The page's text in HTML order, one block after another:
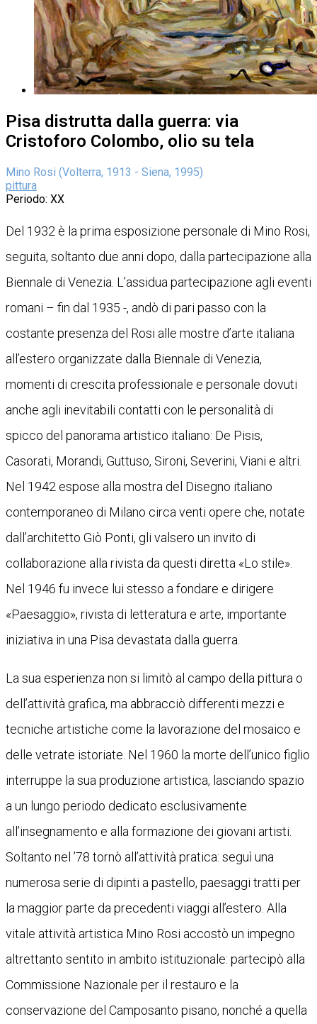
Pisa distrutta dalla guerra: via
Cristoforo Colombo, olio su tela
Mino Rosi (Volterra, 1913 - Siena, 1995)
pittura
Periodo: XX
Del 1932 è la prima esposizione personale di Mino Rosi,
seguita, soltanto due anni dopo, dalla partecipazione alla
Biennale di Venezia. L’assidua partecipazione agli eventi
romani – fin dal 1935 -, andò di pari passo con la
costante presenza del Rosi alle mostre d’arte italiana
all’estero organizzate dalla Biennale di Venezia,
momenti di crescita professionale e personale dovuti
anche agli inevitabili contatti con le personalità di
spicco del panorama artistico italiano: De Pisis,
Casorati, Morandi, Guttuso, Sironi, Severini, Viani e altri.
Nel 1942 espose alla mostra del Disegno italiano
contemporaneo di Milano circa venti opere che, notate
dall’architetto Giò Ponti, gli valsero un invito di
collaborazione alla rivista da questi diretta «Lo stile».
Nel 1946 fu invece lui stesso a fondare e dirigere
«Paesaggio», rivista di letteratura e arte, importante
iniziativa in una Pisa devastata dalla guerra.
La sua esperienza non si limitò al campo della pittura o
dell’attività grafica, ma abbracciò differenti mezzi e
tecniche artistiche come la lavorazione del mosaico e
delle vetrate istoriate. Nel 1960 la morte dell’unico figlio
interruppe la sua produzione artistica, lasciando spazio
a un lungo periodo dedicato esclusivamente
all’insegnamento e alla formazione dei giovani artisti.
Soltanto nel ’78 tornò all’attività pratica: seguì una
numerosa serie di dipinti a pastello, paesaggi tratti per
la maggior parte da precedenti viaggi all’estero. Alla
vitale attività artistica Mino Rosi accostò un impegno
altrettanto sentito in ambito istituzionale: partecipò alla
Commissione Nazionale per il restauro e la
conservazione del Camposanto pisano, nonché a quella